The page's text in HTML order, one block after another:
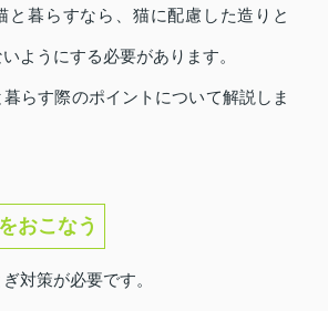
と暮らすなら、猫に配慮した造りと
ようにする必要があります。
らす際のポイントについて解説しま
おこなう
対策が必要です。